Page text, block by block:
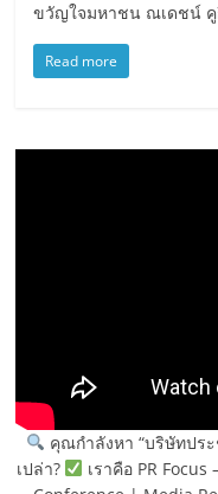
ขวัญใจมหาชน ณเดชน์ คู
Read more
คุณกำลังหา “บริษัทปร
เปล่า?
เราคือ PR